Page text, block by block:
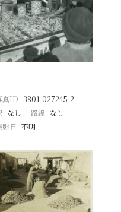
真ID 3801-027245-2
なし 路線 なし
影日 不明